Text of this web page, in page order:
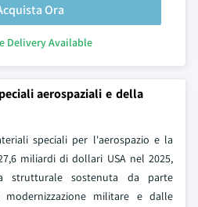
Ora
Delivery Available
aerospaziali e della
speciali per l'aerospazio e la
miliardi di dollari USA nel 2025,
strutturale sostenuta da parte
modernizzazione militare e dalle